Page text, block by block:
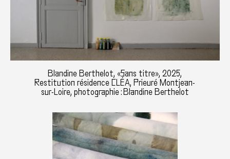
Blandine Berthelot, «Sans titre», 2025,
Restitution résidence CLÉA, Prieuré Montjean-
sur-Loire, photographie : Blandine Berthelot